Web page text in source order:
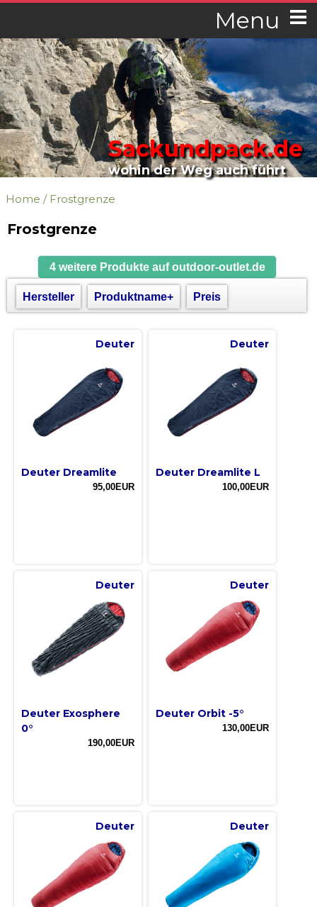
Menu
Sackundpack.de
wohin der Weg auch führt
Home / Frostgrenze
Frostgrenze
4 weitere Produkte auf outdoor-outlet.de
Hersteller Produktname+ Preis
Deuter
Deuter Dreamlite
95,00EUR
Deuter
Deuter Dreamlite L
100,00EUR
Deuter
Deuter Exosphere
0°
190,00EUR
Deuter
Deuter Orbit -5°
130,00EUR
Deuter Deuter